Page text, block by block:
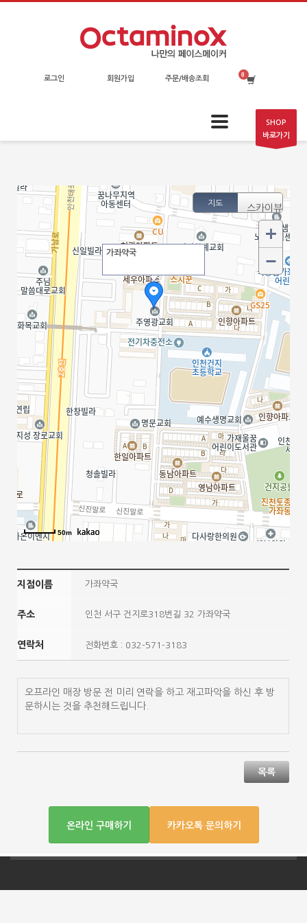
로그인 회원가입 주문/배송조회
SHOP
바로가기
지도 스카이뷰
가좌약국
50m
지점이름 가좌약국
주소 인천 서구 건지로318번길 32 가좌약국
연락처 전화번호 : 032-571-3183
오프라인 매장 방문 전 미리 연락을 하고 재고파악을 하신 후 방
문하시는 것을 추천해드립니다.
목록
온라인 구매하기 카카오톡 문의하기